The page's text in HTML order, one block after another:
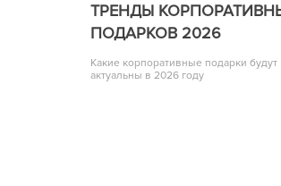
ТРЕНДЫ
ПОДАРКОВ 2026
Какие корпоративные подарки будут
актуальны в 2026 году